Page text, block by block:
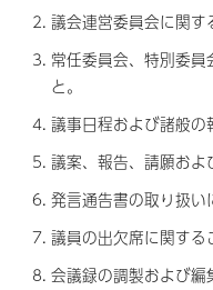
議会連営委員会に関す
常任委員会、特別委
と。
議事日程および諸般の
議案、報告、請願およ
発言通告書の取り扱い
議員の出欠席に関する
会議録の調製および編